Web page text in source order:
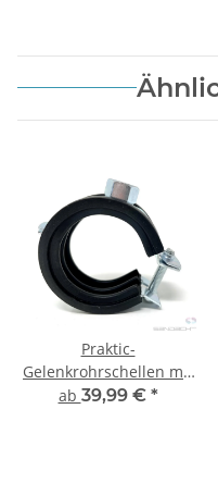
Praktic-
Gelenkrohrschellen mit
Kippschraube und
ab 39,99 € *